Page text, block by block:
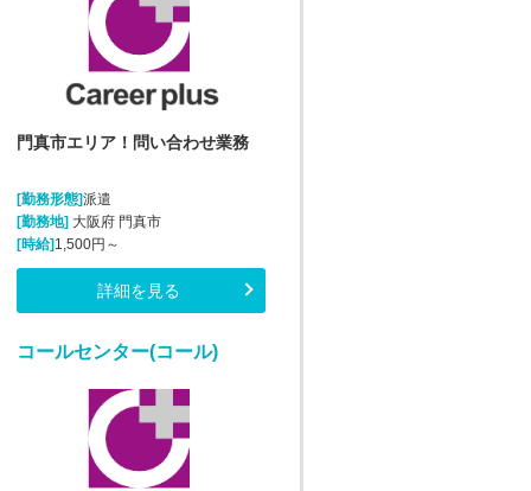
門真市エリア！問い合わせ業務
[勤務形態]派遣
[勤務地] 大阪府 門真市
[時給] 1,500円～
詳細を見る
コールセンター(コール)